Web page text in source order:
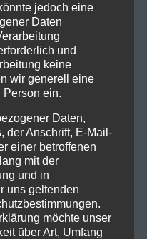
Faustschlag“ gelobt.
The Menzingers ihr
das auf den
wobei Stereogum die
“ lobte. Im
„, laut Pop
Album“ der
überarbeiteten
Park
jedoch eine
Daten
und
keine
wir generell eine
Person ein.
Daten,
der Anschrift, E-Mail-
einer betroffenen
mit der
und in
uns geltenden
möchte unser
über Art, Umfang